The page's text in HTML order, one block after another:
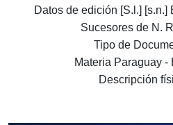
Datos de edición [S.l.] [s.n.]
Sucesores de N.
Tipo de
Materia Paraguay -
Descripción